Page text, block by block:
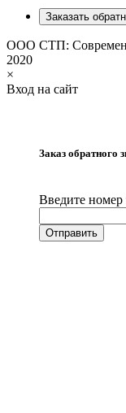
Заказать
ООО СТП:
2020
×
Вход на сайт
Заказ обратного
Введите номер
Отправить